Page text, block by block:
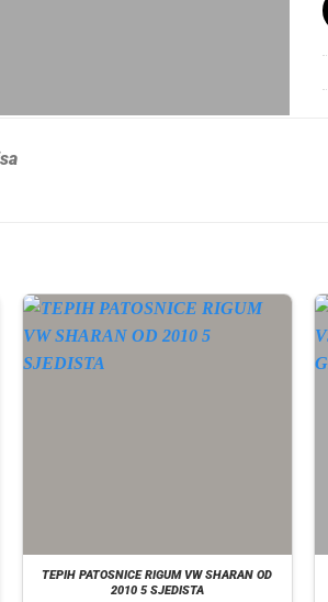
TEPIH PATOSNICE RIGUM VW SHARAN OD
2010 5 SJEDISTA